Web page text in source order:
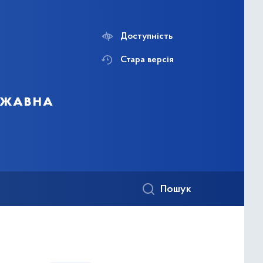
Доступність
Стара версія
Пошук